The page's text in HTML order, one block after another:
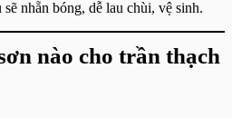
nhẵn bóng, dễ lau chùi, vệ sinh.
nào cho trần thạch